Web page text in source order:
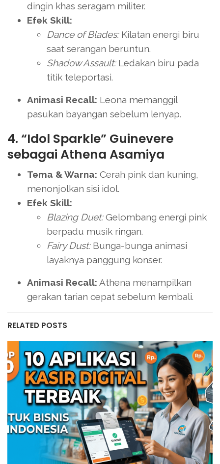
dingin khas seragam militer.
Efek Skill:
Dance of Blades:Kilatan energi biru
saat serangan beruntun.
Shadow Assault:Ledakan biru pada
titik teleportasi.
Animasi Recall: Leona memanggil
pasukan bayangan sebelum lenyap.
4. “Idol Sparkle” Guinevere
sebagai Athena Asamiya
Tema & Warna: Cerah pink dan kuning,
menonjolkan sisi idol.
Efek Skill:
Blazing Duet:Gelombang energi pink
berpadu musik ringan.
Fairy Dust:Bunga-bunga animasi
layaknya panggung konser.
Animasi Recall: Athena menampilkan
gerakan tarian cepat sebelum kembali.
RELATED POSTS